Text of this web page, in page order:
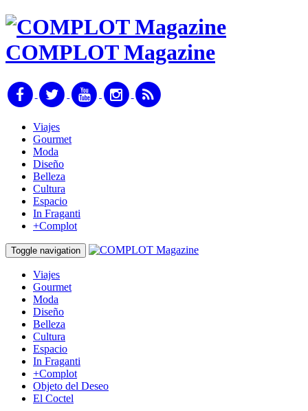
COMPLOT Magazine
Viajes
Gourmet
Moda
Diseño
Belleza
Cultura
Espacio
In Fraganti
+Complot
Toggle navigation
Viajes
Gourmet
Moda
Diseño
Belleza
Cultura
Espacio
In Fraganti
+Complot
Objeto del Deseo
El Coctel